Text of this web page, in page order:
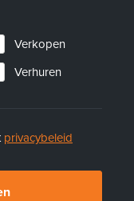
Verkopen
Verhuren
privacybeleid